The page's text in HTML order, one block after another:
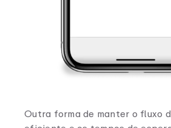
Outra forma de manter o fluxo